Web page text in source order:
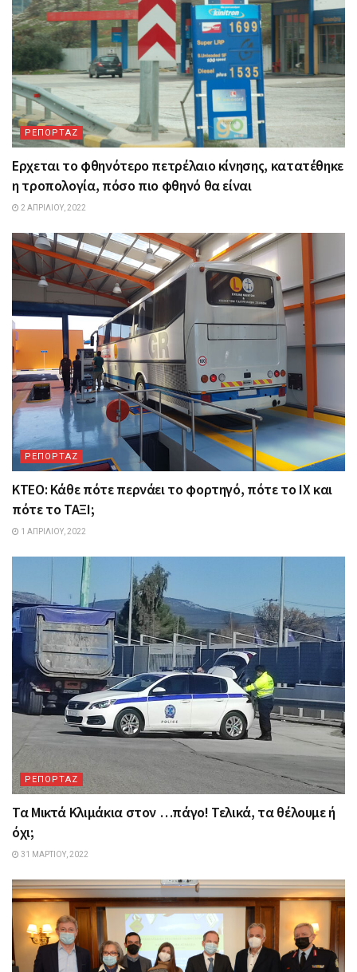
ΡΕΠΟΡΤΑΖ
Ερχεται το φθηνότερο πετρέλαιο κίνησης, κατατέθηκε
η τροπολογία, πόσο πιο φθηνό θα είναι
2 ΑΠΡΙΛΊΟΥ, 2022
ΡΕΠΟΡΤΑΖ
ΚΤΕΟ: Κάθε πότε περνάει το φορτηγό, πότε το ΙΧ και
πότε το ΤΑΞΙ;
1 ΑΠΡΙΛΊΟΥ, 2022
ΡΕΠΟΡΤΑΖ
Τα Mικτά Kλιμάκια στον …πάγο! Τελικά, τα θέλουμε ή
όχι;
31 ΜΑΡΤΊΟΥ, 2022